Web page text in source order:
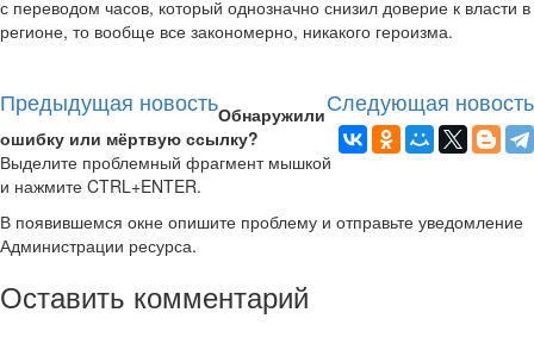
с переводом часов, который однозначно снизил доверие к власти в
регионе, то вообще все закономерно, никакого героизма.
Предыдущая новость Следующая новость
Обнаружили
ошибку или мёртвую ссылку?
Выделите проблемный фрагмент мышкой
и нажмите CTRL+ENTER.
В появившемся окне опишите проблему и отправьте уведомление
Администрации ресурса.
Оставить комментарий